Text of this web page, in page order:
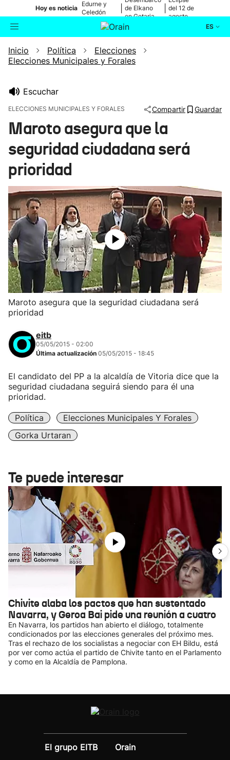
Hoy es noticia
Edurne y
Celedón
de Elkano
en Getaria
del 12 de
agosto
ES
Buscador Actualidad
Cultura
Ikusmiran
Inicio Política
Elecciones
Elecciones Municipales y Forales
Escuchar
ELECCIONES MUNICIPALES Y FORALES Compartir Guardar
Maroto asegura que la
seguridad ciudadana será
prioridad
Maroto asegura que la seguridad ciudadana será
prioridad
eitb
05/05/2015 - 02:00
Última actualización 05/05/2015 - 18:45
El candidato del PP a la alcaldía de Vitoria dice que la
seguridad ciudadana seguirá siendo para él una
prioridad.
Política
Elecciones Municipales Y Forales
Gorka Urtaran
Te puede interesar
Chivite alaba los pactos que han sustentado
Navarra, y Geroa Bai pide una reunión a cuatro
En Navarra, los partidos han abierto el diálogo, totalmente
condicionados por las elecciones generales del próximo mes.
Tras el rechazo de los socialistas a negociar con EH Bildu, está
por ver como actúa el partido de Chivite tanto en el Parlamento
y como en la Alcaldía de Pamplona.
El grupo EITB
Orain